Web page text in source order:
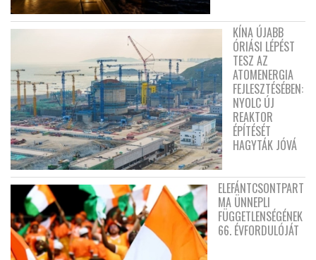
KÍNA ÚJABB
ÓRIÁSI LÉPÉST
TESZ AZ
ATOMENERGIA
FEJLESZTÉSÉBEN:
NYOLC ÚJ
REAKTOR
ÉPÍTÉSÉT
HAGYTÁK JÓVÁ
ELEFÁNTCSONTPART
MA ÜNNEPLI
FÜGGETLENSÉGÉNEK
66. ÉVFORDULÓJÁT